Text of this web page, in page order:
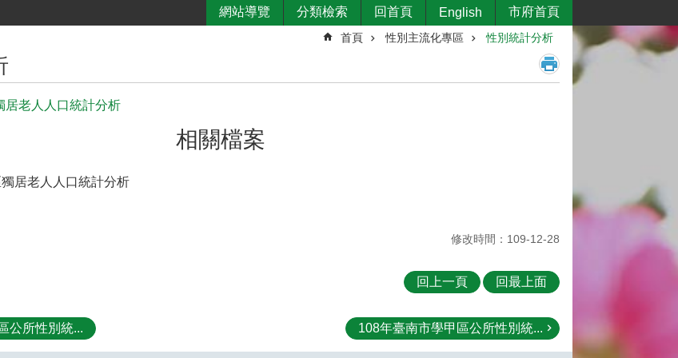
網站導覽 分類檢索 回首頁 English 市府首頁
首頁 性別主流化專區 性別統計分析
居老人人口統計分析
相關檔案
居老人人口統計分析
修改時間：109-12-28
回上一頁 回最上面
公所性別統... 108年臺南市學甲區公所性別統...